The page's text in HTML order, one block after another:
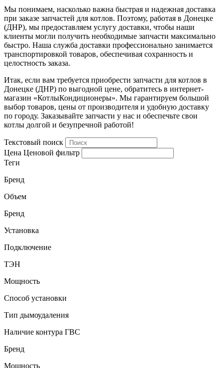
Мы понимаем, насколько важна быстрая и надежная доставка
при заказе запчастей для котлов. Поэтому, работая в Донецке
(ДНР), мы предоставляем услугу доставки, чтобы наши
клиенты могли получить необходимые запчасти максимально
быстро. Наша служба доставки профессионально занимается
транспортировкой товаров, обеспечивая сохранность и
целостность заказа.
Итак, если вам требуется приобрести запчасти для котлов в
Донецке (ДНР) по выгодной цене, обратитесь в интернет-
магазин «КотлыКондиционеры». Мы гарантируем большой
выбор товаров, цены от производителя и удобную доставку
по городу. Заказывайте запчасти у нас и обеспечьте свои
котлы долгой и безупречной работой!
Текстовый поиск
Цена Ценовой фильтр
Теги
Бренд
Объем
Бренд
Установка
Подключение
ТЭН
Мощность
Способ установки
Тип дымоудаления
Наличие контура ГВС
Бренд
Мощность